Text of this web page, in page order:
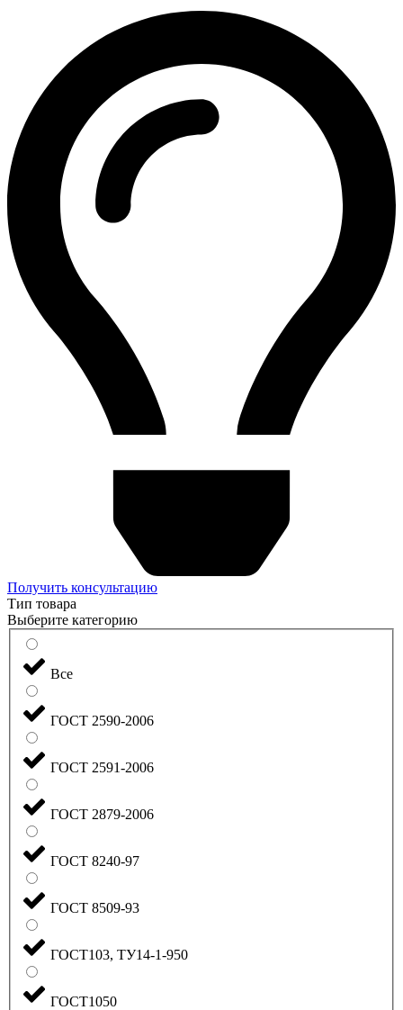
Получить консультацию
Тип товара
Выберите категорию
Все
ГОСТ 2590-2006
ГОСТ 2591-2006
ГОСТ 2879-2006
ГОСТ 8240-97
ГОСТ 8509-93
ГОСТ103, ТУ14-1-950
ГОСТ1050